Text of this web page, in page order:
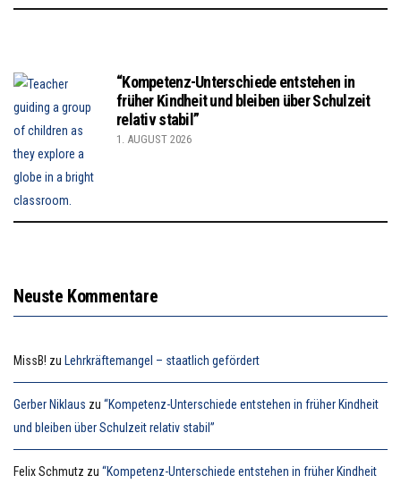
“Kompetenz-Unterschiede entstehen in
früher Kindheit und bleiben über Schulzeit
relativ stabil”
1. AUGUST 2026
Neuste Kommentare
MissB! zu Lehrkräftemangel – staatlich gefördert
Gerber Niklaus zu “Kompetenz-Unterschiede entstehen in früher Kindheit
und bleiben über Schulzeit relativ stabil”
Felix Schmutz zu “Kompetenz-Unterschiede entstehen in früher Kindheit